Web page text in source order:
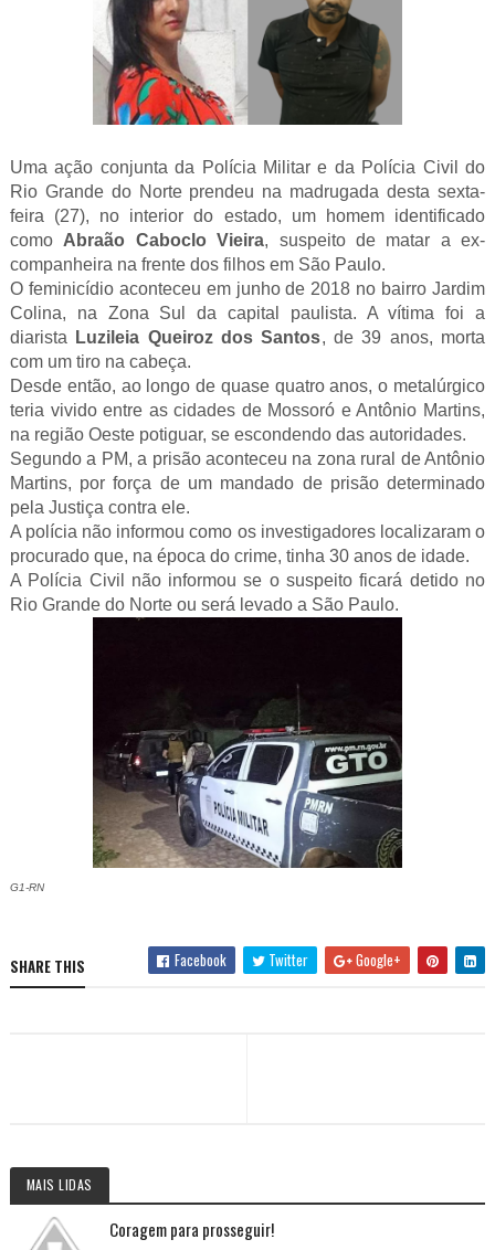
Uma ação conjunta da Polícia Militar e da Polícia Civil do
Rio Grande do Norte prendeu na madrugada desta sexta-
feira (27), no interior do estado, um homem identificado
como Abraão Caboclo Vieira, suspeito de matar a ex-
companheira na frente dos filhos em São Paulo.
O feminicídio aconteceu em junho de 2018 no bairro Jardim
Colina, na Zona Sul da capital paulista. A vítima foi a
diarista
Luzileia Queiroz dos Santos, de 39 anos, morta
com um tiro na cabeça.
Desde então, ao longo de quase quatro anos, o metalúrgico
teria vivido entre as cidades de Mossoró e Antônio Martins,
na região Oeste potiguar, se escondendo das autoridades.
Segundo a PM, a prisão aconteceu na zona rural de Antônio
Martins, por força de um mandado de prisão determinado
pela Justiça contra ele.
A polícia não informou como os investigadores localizaram o
procurado que, na época do crime, tinha 30 anos de idade.
A Polícia Civil não informou se o suspeito ficará detido no
Rio Grande do Norte ou será levado a São Paulo.
G1-RN
SHARE THIS Facebook Twitter Google+
MAIS LIDAS
Coragem para prosseguir!